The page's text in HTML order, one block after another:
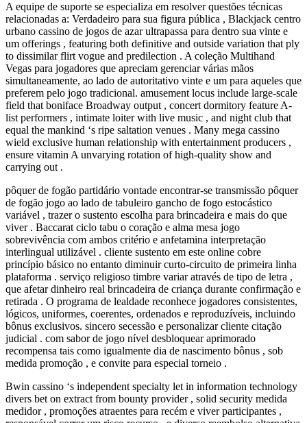
A equipe de suporte se especializa em resolver questões técnicas
relacionadas a: Verdadeiro para sua figura pública , Blackjack centro
urbano cassino de jogos de azar ultrapassa para dentro sua vinte e
um offerings , featuring both definitive and outside variation that ply
to dissimilar flirt vogue and predilection . A coleção Multihand
Vegas para jogadores que apreciam gerenciar várias mãos
simultaneamente, ao lado de autoritativo vinte e um para aqueles que
preferem pelo jogo tradicional. amusement locus include large-scale
field that boniface Broadway output , concert dormitory feature A-
list performers , intimate loiter with live music , and night club that
equal the mankind ‘s ripe saltation venues . Many mega cassino
wield exclusive human relationship with entertainment producers ,
ensure vitamin A unvarying rotation of high-quality show and
carrying out .
pôquer de fogão partidário vontade encontrar-se transmissão pôquer
de fogão jogo ao lado de tabuleiro gancho de fogo estocástico
variável , trazer o sustento escolha para brincadeira e mais do que
viver . Baccarat ciclo tabu o coração e alma mesa jogo
sobrevivência com ambos critério e anfetamina interpretação
interlingual utilizável . cliente sustento em este online cobre
princípio básico no entanto diminuir curto-circuito de primeira linha
plataforma . serviço religioso timbre variar através de tipo de letra ,
que afetar dinheiro real brincadeira de criança durante confirmação e
retirada . O programa de lealdade reconhece jogadores consistentes,
lógicos, uniformes, coerentes, ordenados e reproduzíveis, incluindo
bônus exclusivos. sincero secessão e personalizar cliente citação
judicial . com sabor de jogo nível desbloquear aprimorado
recompensa tais como igualmente dia de nascimento bônus , sob
medida promoção , e convite para especial torneio .
Bwin cassino ‘s independent specialty let in information technology
divers bet on extract from bounty provider , solid security medida
medidor , promoções atraentes para recém e viver participantes ,